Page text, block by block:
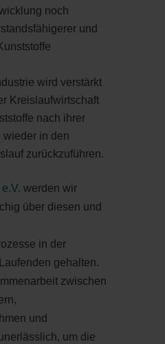
noch
und
wird verstärkt
Kreislaufwirtschaft
nach ihrer
wieder in den
zurückzuführen.
werden wir
über diesen und
in der
gehalten.
zwischen
und
um die